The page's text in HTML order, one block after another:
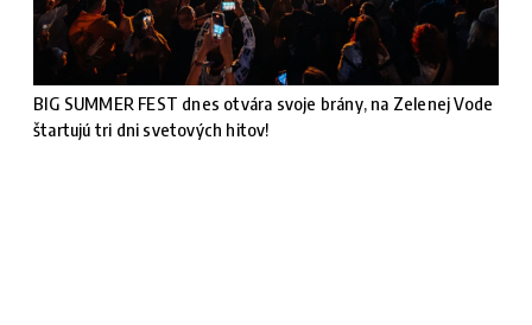
BIG SUMMER FEST dnes otvára svoje brány, na Zelenej Vode
štartujú tri dni svetových hitov!